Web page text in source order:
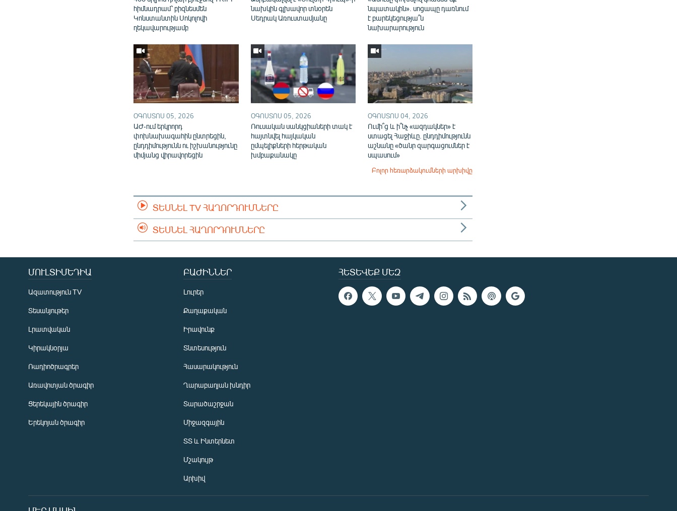
հիմնադրամ՝ բիզնեսմեն
Կոնստանտին Սոկոլովի
ղեկավարությամբ
նախկին գլխավոր տնօրեն
Սեդրակ Առուստամյանը
նպատակին». սոցապը դառնում
է բարեկեցությա՞ն
նախարարություն
ՕԳՈՍՏՈՍ 05, 2026
ԱԺ-ում երկրորդ
փոխնախագահին ընտրեցին,
ընդդիմությունն ու իշխանությունը
միմյանց վիրավորեցին
ՕԳՈՍՏՈՍ 05, 2026
Ռուսական սանկցիաների տակ է
հայտնվել հայկական
ըմպելիքների հերթական
խմբաքանակը
ՕԳՈՍՏՈՍ 04, 2026
Ումի՞ց և ի՞նչ «ազդակներ» է
ստացել Հաջիևը. ընդդիմությունն
աշնանը «ծանր զարգացումներ է
սպասում»
Բոլոր հեռարձակումների արխիվը
ՏԵՍՆԵԼ TV ՀԱՂՈՐԴՈՒՄՆԵՐԸ
ՏԵՍՆԵԼ ՀԱՂՈՐԴՈՒՄՆԵՐԸ
ՀԵՏԵՎԵՔ ՄԵԶ
ՄՈՒԼՏԻՄԵԴԻԱ
Ազատություն TV
Տեսանյութեր
Լրատվական
Կիրակնօրյա
Ռադիոծրագրեր
Առավոտյան ծրագիր
Ցերեկային ծրագիր
Երեկոյան ծրագիր
ԲԱԺԻՆՆԵՐ
Լուրեր
Քաղաքական
Իրավունք
Տնտեսություն
Հասարակություն
Ղարաբաղյան խնդիր
Տարածաշրջան
Միջազգային
ՏՏ և Ինտերնետ
Մշակույթ
Արխիվ